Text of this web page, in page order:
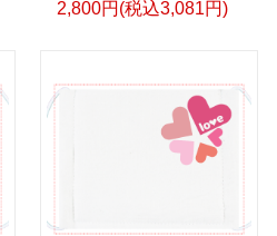
2,800円(税込3,081円)